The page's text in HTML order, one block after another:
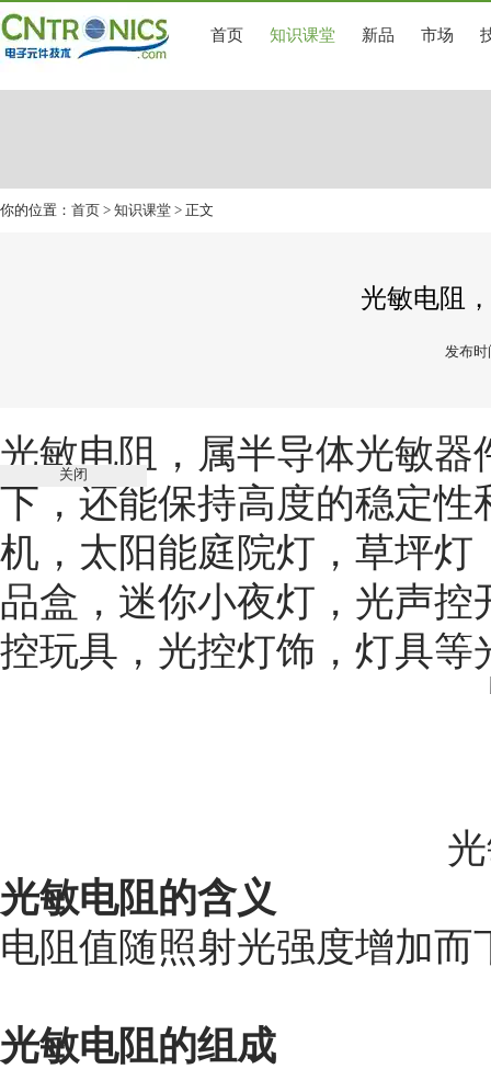
首页 知识课堂 新品 市场
你的位置： 首页 > 知识课堂 > 正文
光敏电阻
发布时
光敏电阻，属半导体光敏
下，还能保持高度的稳定
机，太阳能庭院灯，草坪
品盒，迷你小夜灯，光声
控玩具，光控灯饰，灯具等
光敏电阻的含义
电阻值随照射光强度增加而
光敏电阻的组成
关闭